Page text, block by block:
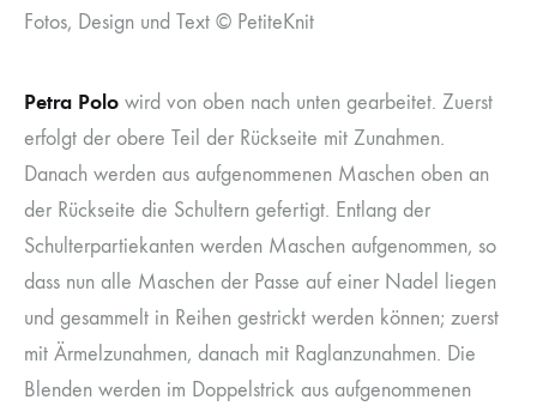
Fotos, Design und Text © PetiteKnit
Petra Polo wird von oben nach unten gearbeitet. Zuerst
erfolgt der obere Teil der Rückseite mit Zunahmen.
Danach werden aus aufgenommenen Maschen oben an
der Rückseite die Schultern gefertigt. Entlang der
Schulterpartiekanten werden Maschen aufgenommen, so
dass nun alle Maschen der Passe auf einer Nadel liegen
und gesammelt in Reihen gestrickt werden können; zuerst
mit Ärmelzunahmen, danach mit Raglanzunahmen. Die
Blenden werden im Doppelstrick aus aufgenommenen